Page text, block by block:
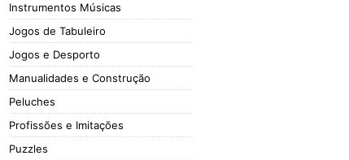
Instrumentos Músicas
Jogos de Tabuleiro
Jogos e Desporto
Manualidades e Construção
Peluches
Profissões e Imitações
Puzzles